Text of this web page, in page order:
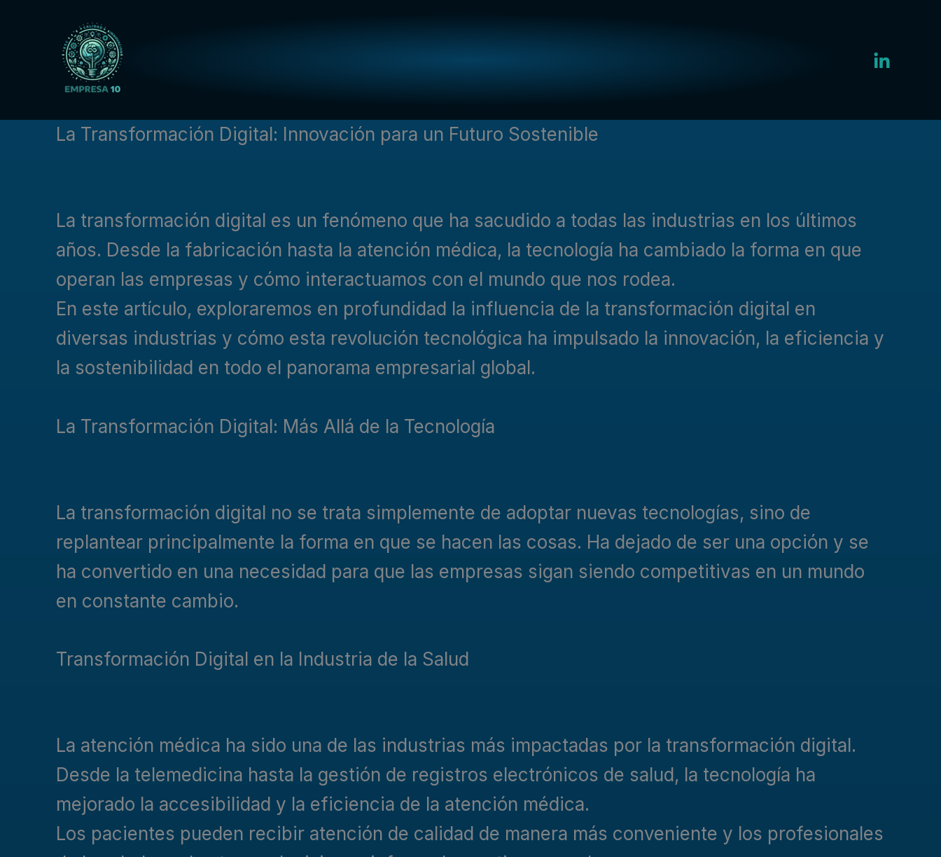
contenido
La Transformación Digital: Innovación para un Futuro Sostenible
La transformación digital es un fenómeno que ha sacudido a todas las industrias en los últimos
años. Desde la fabricación hasta la atención médica, la tecnología ha cambiado la forma en que
operan las empresas y cómo interactuamos con el mundo que nos rodea.
En este artículo, exploraremos en profundidad la influencia de la transformación digital en
diversas industrias y cómo esta revolución tecnológica ha impulsado la innovación, la eficiencia y
la sostenibilidad en todo el panorama empresarial global.
La Transformación Digital: Más Allá de la Tecnología
La transformación digital no se trata simplemente de adoptar nuevas tecnologías, sino de
replantear principalmente la forma en que se hacen las cosas. Ha dejado de ser una opción y se
ha convertido en una necesidad para que las empresas sigan siendo competitivas en un mundo
en constante cambio.
Transformación Digital en la Industria de la Salud
La atención médica ha sido una de las industrias más impactadas por la transformación digital.
Desde la telemedicina hasta la gestión de registros electrónicos de salud, la tecnología ha
mejorado la accesibilidad y la eficiencia de la atención médica.
Los pacientes pueden recibir atención de calidad de manera más conveniente y los profesionales